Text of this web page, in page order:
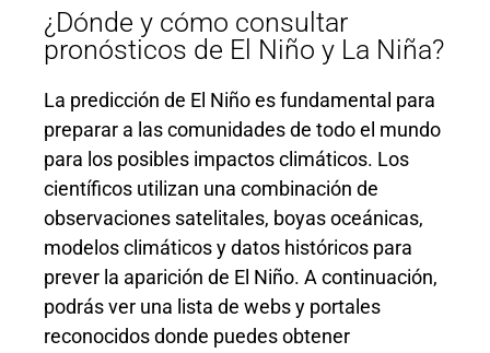
¿Dónde y cómo consultar
pronósticos de El Niño y La Niña?
La predicción de El Niño es fundamental para
preparar a las comunidades de todo el mundo
para los posibles impactos climáticos. Los
científicos utilizan una combinación de
observaciones satelitales, boyas oceánicas,
modelos climáticos y datos históricos para
prever la aparición de El Niño. A continuación,
podrás ver una lista de webs y portales
reconocidos donde puedes obtener